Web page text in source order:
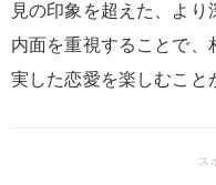
見の印象を超えた、より
内面を重視することで
実した恋愛を楽しむこと